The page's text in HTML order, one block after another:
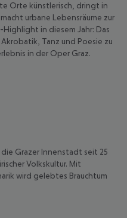
Orte künstlerisch, dringt in
urbane Lebensräume zur
in diesem Jahr: Das
Tanz und Poesie zu
in der Oper Graz.
Grazer Innenstadt seit 25
Volkskultur. Mit
wird gelebtes Brauchtum